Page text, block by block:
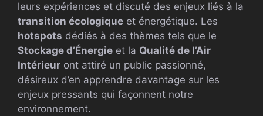
leurs expériences et discuté des enjeux liés à la
transition écologique et énergétique. Les
hotspots dédiés à des thèmes tels que le
Stockage d’Énergie et la Qualité de l’Air
Intérieur ont attiré un public passionné,
désireux d’en apprendre davantage sur les
enjeux pressants qui façonnent notre
environnement.